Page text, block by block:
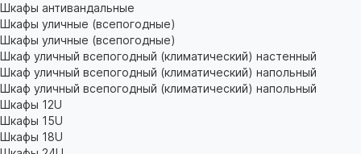
Шкафы антивандальные
Шкафы уличные (всепогодные)
Шкафы уличные (всепогодные)
Шкаф уличный всепогодный (климатический) настенный
Шкаф уличный всепогодный (климатический) напольный
Шкаф уличный всепогодный (климатический) напольный
Шкафы 12U
Шкафы 15U
Шкафы 18U